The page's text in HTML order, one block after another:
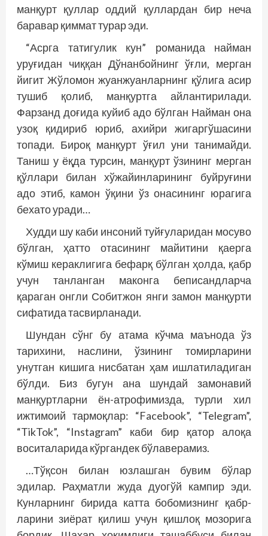
манқурт қуллар оддий қуллардан бир неча
баравар қиммат турар эди.
“Асрга татигулик кун” романида найман
уруғидан чиққан Дўнанбойнинг ўғли, мерган
йигит Жўломон жуанжуанларнинг қўлига асир
тушиб қолиб, манқуртга айлантирилади.
Фарзанд доғида куйиб адо бўлган Найман она
узоқ қидириб юриб, ахийри жигаргўшасини
топади. Бироқ манқурт ўғил уни танимайди.
Таниш у ёқда турсин, манқурт ўзининг мерган
қўллари билан хўжайинларининг буйруғини
адо этиб, камон ўқини ўз онасининг юрагига
бехато уради…
Худди шу каби инсоний туйғуларидан ‎мосуво
бўлган, ҳатто отасининг майитини қаерга
кўмиш кераклигига бефарқ бўлган ‎ҳолда, қабр
учун танланган маконга беписандларча
қараган онгли Собитжон янги замон ‎манқурти
сифатида тасвирланади.
Шундан сўнг бу атама кўчма маънода ўз
тарихини, наслини, ўзининг томирларини
унутган кишига нисбатан ҳам ишлатиладиган
бўлди. Биз бугун ана шундай замонавий
манқуртларни ён-атрофимизда, турли хил
ижтимоий тармоқлар: “Facebook”, “Telegram”,
“TikTok”, “Instagram” каби бир қатор алоқа
воситаларида кўргандек бўлаверамиз.
…Тўқсон билан юзлашган бувим бўлар
эдилар. Раҳматли жуда дуогўй кампир эди.
Кунларнинг бирида катта бобомизнинг қабр­
ларини зиёрат қилиш учун қишлоқ мозорига